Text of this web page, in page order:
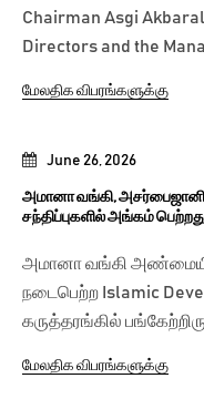
June 26, 2026
அமானா வங்கி,
சந்திப்புகளில் அங்கம்
அமானா வங்கி
நடைபெற்ற Islamic
கருத்தரங்கில்
மேலதிக விபரங்களுக்கு
Chairman Asgi
Directors and the
மேலதிக விபரங்களுக்கு